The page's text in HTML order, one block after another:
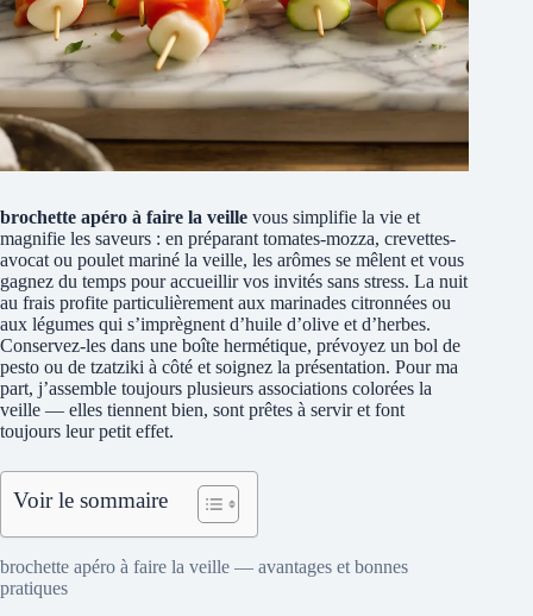
brochette apéro à faire la veille vous simplifie la vie et
magnifie les saveurs : en préparant tomates-mozza, crevettes-
avocat ou poulet mariné la veille, les arômes se mêlent et vous
gagnez du temps pour accueillir vos invités sans stress. La nuit
au frais profite particulièrement aux marinades citronnées ou
aux légumes qui s’imprègnent d’huile d’olive et d’herbes.
Conservez-les dans une boîte hermétique, prévoyez un bol de
pesto ou de tzatziki à côté et soignez la présentation. Pour ma
part, j’assemble toujours plusieurs associations colorées la
veille — elles tiennent bien, sont prêtes à servir et font
toujours leur petit effet.
Voir le sommaire
brochette apéro à faire la veille — avantages et bonnes
pratiques